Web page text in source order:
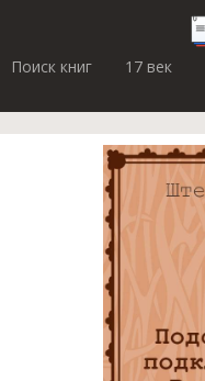
Поиск книг
17 век